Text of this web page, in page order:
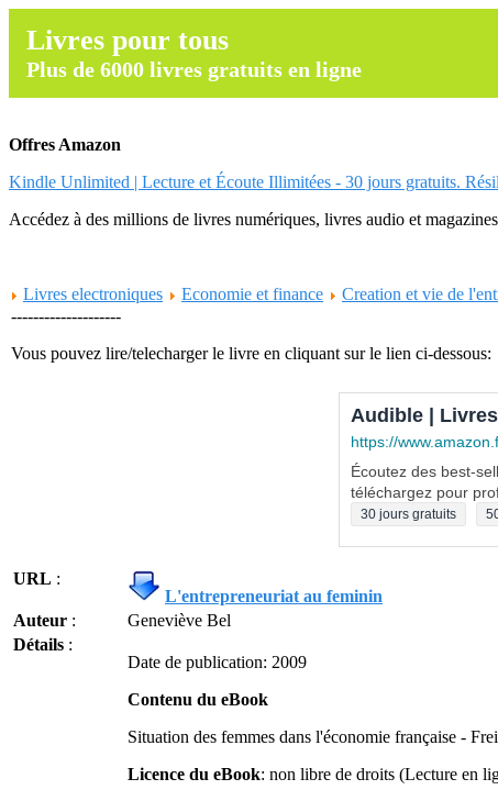
Livres pour tous
Plus de 6000 livres gratuits en ligne
Offres Amazon
Kindle Unlimited | Lecture et Écoute Illimitées - 30 jours gratuits.
Accédez à des millions de livres numériques, livres audio et
Livres electroniques
Economie et finance
Creation et vie de
--------------------
Vous pouvez lire/telecharger le livre en cliquant sur le lien ci-dessous:
Audible |
https://
Écoutez des best-
téléchargez pour
30 jours gratuits
URL :
L'entrepreneuriat au feminin
Auteur :
Geneviève Bel
Détails :
Date de publication: 2009
Contenu du eBook
Situation des femmes dans l'économie française -
Licence du eBook: non libre de droits (Lecture en